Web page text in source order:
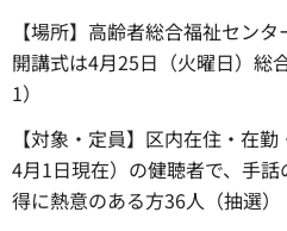
【場所】高齢者総合福祉セン
開講式は4月25日（火曜日）総
1）
【対象・定員】区内在住・在
4月1日現在）の健聴者で、手
得に熱意のある方36人（抽選）